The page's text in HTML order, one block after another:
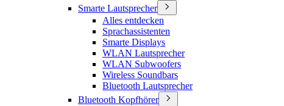
Smarte Lautsprecher
Alles entdecken
Sprachassistenten
Smarte Displays
WLAN Lautsprecher
WLAN Subwoofers
Wireless Soundbars
Bluetooth Lautsprecher
Bluetooth Kopfhörer